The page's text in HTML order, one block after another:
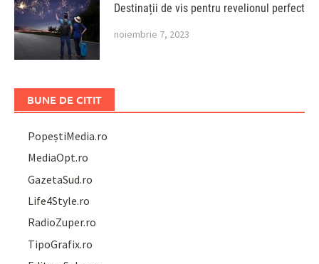
Destinații de vis pentru revelionul perfect
noiembrie 7, 2023
BUNE DE CITIT
PopeștiMedia.ro
MediaOpt.ro
GazetaSud.ro
Life4Style.ro
RadioZuper.ro
TipoGrafix.ro